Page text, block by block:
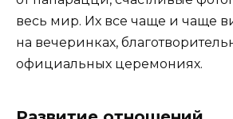
весь мир. Их все чаще и чаще
на вечеринках,
официальных церемониях.